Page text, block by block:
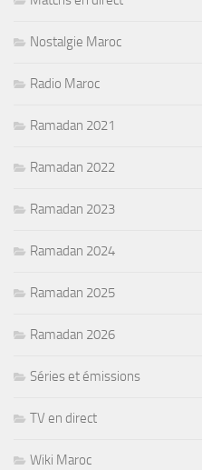
Nostalgie Maroc
Radio Maroc
Ramadan 2021
Ramadan 2022
Ramadan 2023
Ramadan 2024
Ramadan 2025
Ramadan 2026
Séries et émissions
TV en direct
Wiki Maroc